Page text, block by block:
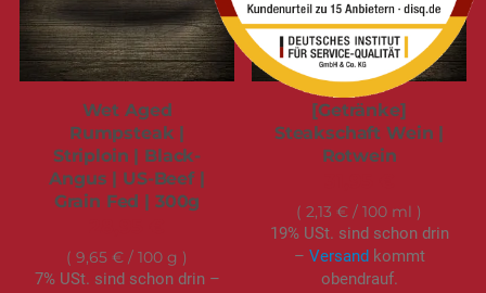
Wet Aged
Rumpsteak |
Striploin | Black-
Angus | US-Beef |
Grain Fed | 300g
9,65 € / 100 g
7% USt. sind schon drin –
[Getränke]
Steakschaft Wein |
Rotwein
2,13 € / 100 ml
19% USt. sind schon drin
– Versandkommt
obendrauf.